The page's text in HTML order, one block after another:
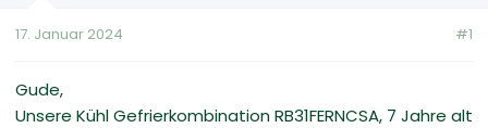
e
t
17. Januar 2024 #1
Gude,
Unsere Kühl Gefrierkombination RB31FERNCSA, 7 Jahre alt